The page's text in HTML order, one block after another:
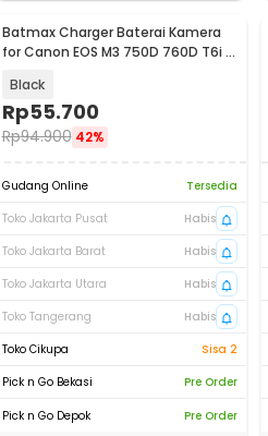
Batmax Charger Baterai Kamera
for Canon EOS M3 750D 760D T6i -
Black
Rp55.700
Rp94.900 42%
Gudang Online
Tersedia
Toko Jakarta Pusat
Habis
Toko Jakarta Barat
Habis
Toko Jakarta Utara
Habis
Toko Tangerang
Habis
Toko Cikupa
Sisa 2
Pick n Go Bekasi
Pre Order
Pick n Go Depok Pre Order